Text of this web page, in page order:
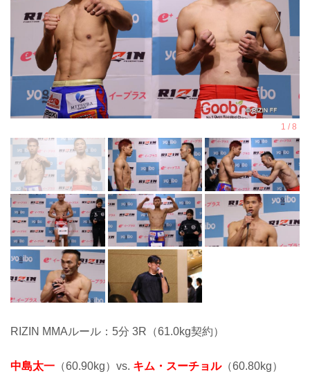
RIZIN MMAルール：5分 3R（61.0kg契約）
中島太一 （60.90kg）vs. キム・スーチョル（60.80kg）